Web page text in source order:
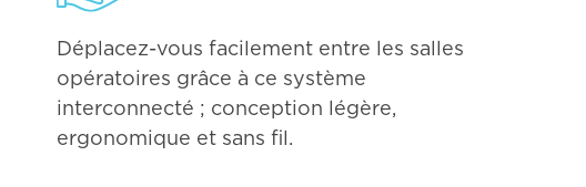
Déplacez-vous facilement entre les salles
opératoires grâce à ce système
interconnecté ; conception légère,
ergonomique et sans fil.